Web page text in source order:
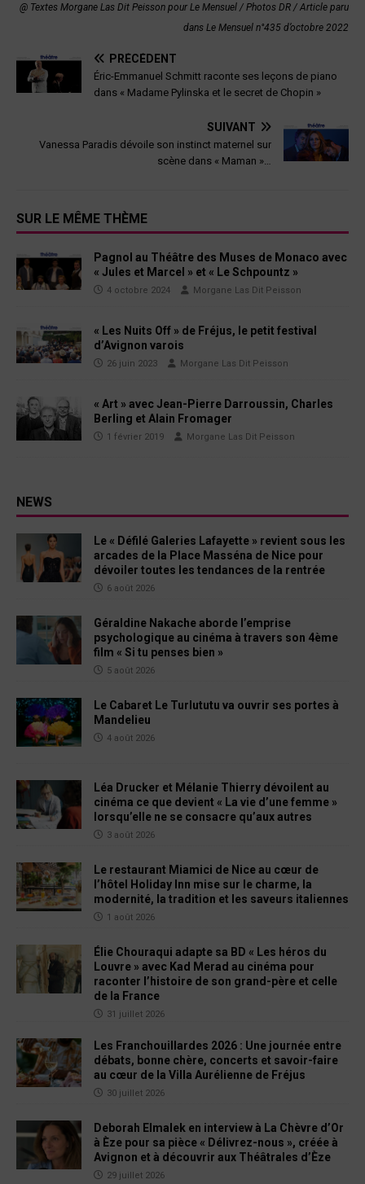
@ Textes Morgane Las Dit Peisson pour Le Mensuel / Photos DR / Article paru
dans Le Mensuel n°435 d’octobre 2022
PRÉCÉDENT
Éric-Emmanuel Schmitt raconte ses leçons de piano
dans « Madame Pylinska et le secret de Chopin »
SUIVANT
Vanessa Paradis dévoile son instinct maternel sur
scène dans « Maman »…
SUR LE MÊME THÈME
Pagnol au Théâtre des Muses de Monaco avec
« Jules et Marcel » et « Le Schpountz »
4 octobre 2024 Morgane Las Dit Peisson
« Les Nuits Off » de Fréjus, le petit festival
d’Avignon varois
26 juin 2023 Morgane Las Dit Peisson
« Art » avec Jean-Pierre Darroussin, Charles
Berling et Alain Fromager
1 février 2019 Morgane Las Dit Peisson
NEWS
Le « Défilé Galeries Lafayette » revient sous les
arcades de la Place Masséna de Nice pour
dévoiler toutes les tendances de la rentrée
6 août 2026
Géraldine Nakache aborde l’emprise
psychologique au cinéma à travers son 4ème
film « Si tu penses bien »
5 août 2026
Le Cabaret Le Turlututu va ouvrir ses portes à
Mandelieu
4 août 2026
Léa Drucker et Mélanie Thierry dévoilent au
cinéma ce que devient « La vie d’une femme »
lorsqu’elle ne se consacre qu’aux autres
3 août 2026
Le restaurant Miamici de Nice au cœur de
l’hôtel Holiday Inn mise sur le charme, la
modernité, la tradition et les saveurs italiennes
1 août 2026
Élie Chouraqui adapte sa BD « Les héros du
Louvre » avec Kad Merad au cinéma pour
raconter l’histoire de son grand-père et celle
de la France
31 juillet 2026
Les Franchouillardes 2026 : Une journée entre
débats, bonne chère, concerts et savoir-faire
au cœur de la Villa Aurélienne de Fréjus
30 juillet 2026
Deborah Elmalek en interview à La Chèvre d’Or
à Èze pour sa pièce « Délivrez-nous », créée à
Avignon et à découvrir aux Théâtrales d’Èze
29 juillet 2026